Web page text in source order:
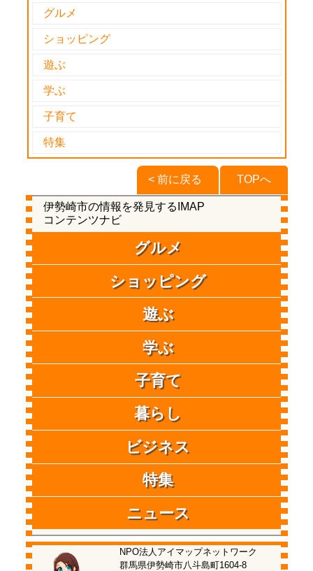
グルメ
ショッピング
遊ぶ
学ぶ
子育て
特集
TOPへ
< 前に戻る
伊勢崎市の情報を発見するIMAP
コンテンツナビ
グルメ
ショッピング
遊ぶ
学ぶ
子育て
暮らし
ビジネス
特集
ニュース
NPO法人アイマップネットワーク
群馬県伊勢崎市八斗島町1604-8